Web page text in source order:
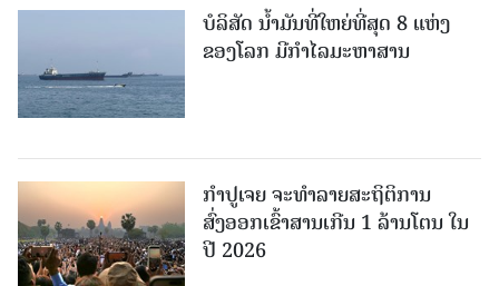
ບໍລິສັດ ນ້ຳມັນທີ່ໃຫຍ່ທີ່ສຸດ 8 ແຫ່ງ
ຂອງໂລກ ມີກຳໄລມະຫາສານ
ກຳປູເຈຍ ຈະທຳລາຍສະຖິຕິການ
ສົ່ງອອກເຂົ້າສານເກີນ 1 ລ້ານໂຕນ ໃນ
ປີ 2026